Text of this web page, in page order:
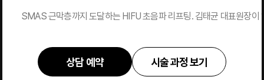
SMAS 근막층까지 도달하는 HIFU 초음파 리프팅. 김태균 대표원장이
상담 예약 시술 과정 보기